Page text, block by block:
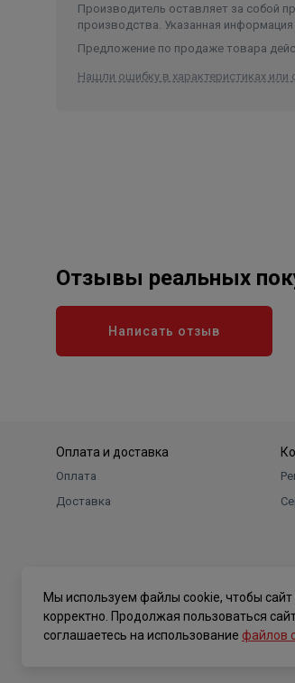
Производитель оставляет за собой
производства. Указанная
Предложение по продаже товара
Нашли ошибку в характеристиках или
Отзывы реальных
Написать отзыв
Оплата и доставка
Оплата
Доставка
Мы используем файлы cookie, чтобы сайт
корректно. Продолжая пользоваться
соглашаетесь на использование файлов